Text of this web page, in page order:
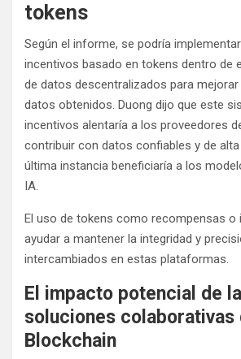
tokens
Según el informe, se podría
incentivos basado en tokens dentro de
de datos descentralizados para mejorar
datos obtenidos. Duong dijo que este
incentivos alentaría a los proveedores
contribuir con datos confiables y de alta
última instancia beneficiaría a los
IA.
El uso de tokens como recompensas o
ayudar a mantener la integridad y
intercambiados en estas plataformas.
El impacto potencial de
soluciones colaborativas
Blockchain